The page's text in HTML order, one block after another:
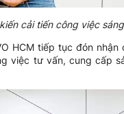
cải tiến công việc
HCM tiếp tục đón nhận
tư vấn, cung cấp